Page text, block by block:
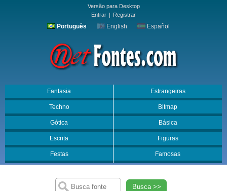
Versão para Desktop
Entrar | Registrar
Português English Español
Fantasia Estrangeiras
Techno Bitmap
Gótica Básica
Escrita Figuras
Festas Famosas
Busca >>